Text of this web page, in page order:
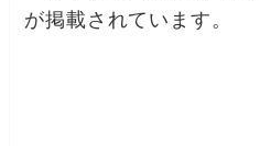
が掲載されています。